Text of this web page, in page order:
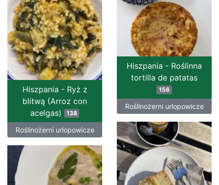
Hiszpania - Roślinna
tortilla de patatas
156
Roślinożerni urlopowicze
Hiszpania - Ryż z
blitwą (Arroz con
acelgas)
138
Roślinożerni urlopowicze